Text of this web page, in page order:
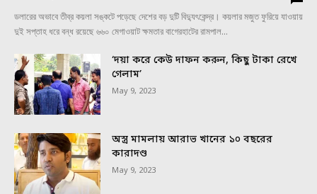
ডলারের অভাবে তীব্র কয়লা সঙ্কটে পড়েছে দেশের বড় দুটি বিদ্যুৎকেন্দ্র। কয়লার মজুত ফুরিয়ে যাওয়ায়
দুই সপ্তাহ ধরে বন্ধ রয়েছে ৬৬০ মেগাওয়াট ক্ষমতার বাগেরহাটের রামপাল...
‘দয়া করে কেউ দাফন করুন, কিছু টাকা রেখে
গেলাম’
May 9, 2023
অস্ত্র মামলায় আরাভ খানের ১০ বছরের
কারাদণ্ড
May 9, 2023